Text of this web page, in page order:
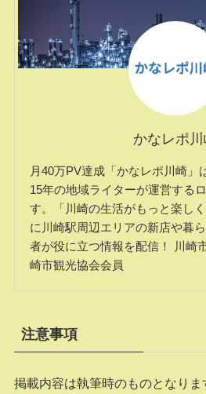
かなレポ
月40万PV達成「かなレポ川崎」
15年の地域ライターが運営する
す。「川崎の生活がもっと楽し
に川崎駅周辺エリアの新店や暮
者が役に立つ情報を配信！ 川崎
崎市観光協会会員
注意事項
掲載内容は執筆時のものとなり